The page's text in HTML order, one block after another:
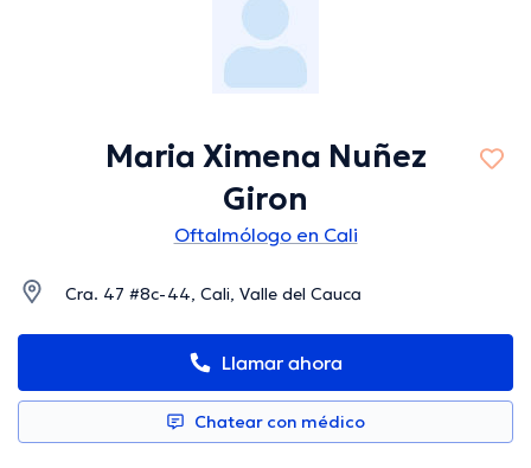
Maria Ximena Nuñez
Giron
Oftalmólogo en Cali
Cra. 47 #8c-44, Cali, Valle del Cauca
Llamar ahora
Chatear con médico